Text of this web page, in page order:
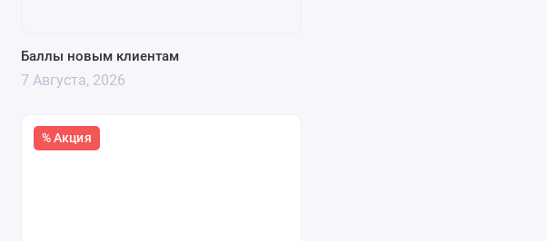
Баллы новым клиентам
7 Августа, 2026
% Акция